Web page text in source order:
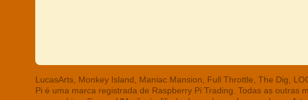
LucasArts, Monkey Island, Maniac Mansion, Full Throttle, The Dig,
Pi é uma marca registrada de Raspberry Pi Trading. Todas as